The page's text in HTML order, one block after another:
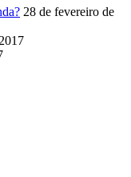
28 de fevereiro de